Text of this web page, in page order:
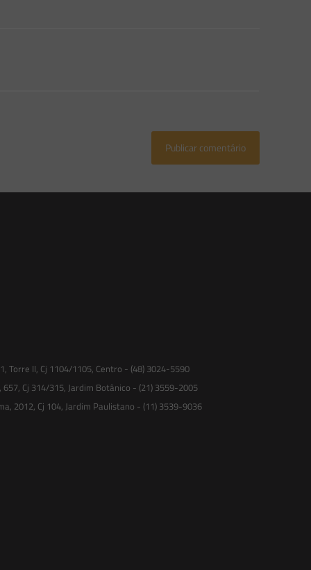
Torre II, Cj 1104/1105, Centro - (48) 3024-5590
Cj 314/315, Jardim Botânico - (21) 3559-2005
2012, Cj 104, Jardim Paulistano - (11) 3539-9036